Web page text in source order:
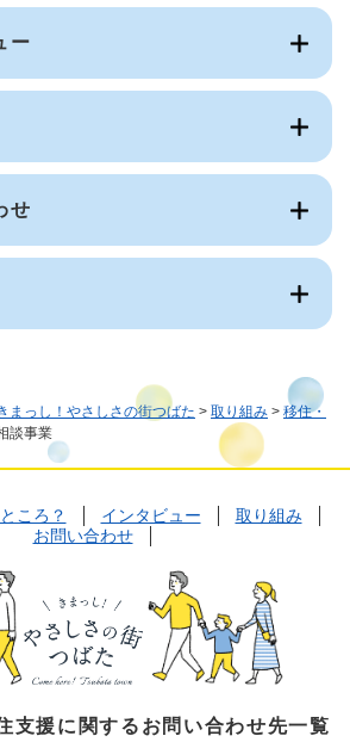
まっし！やさしさの街つばた > 取り組み > 移住・
談事業
ー
せ
ころ？ インタビュー
取り組み
お問い合わせ
支援に関するお問い合わせ先一覧